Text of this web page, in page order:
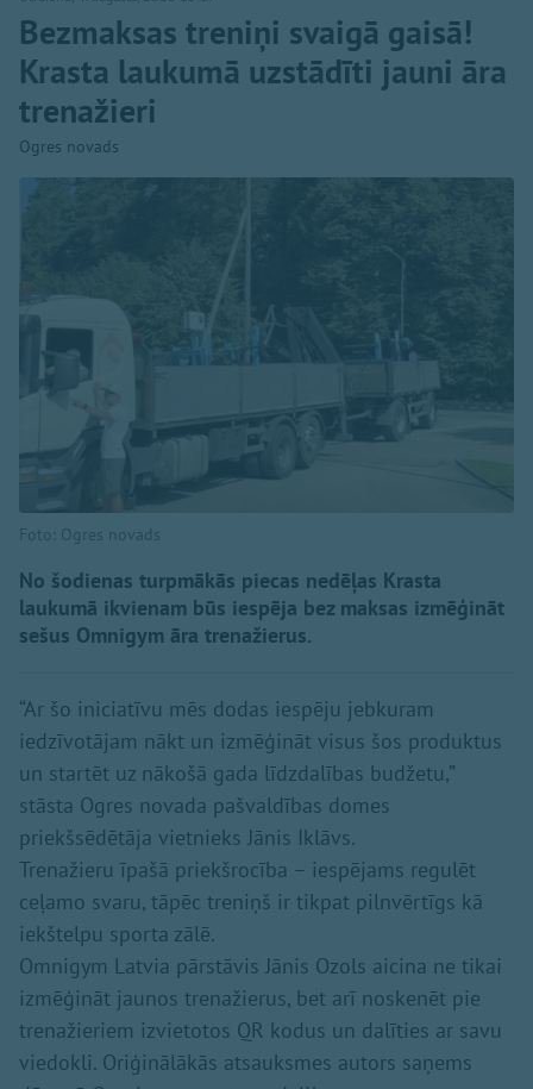
Bezmaksas treniņi svaigā gaisā!
Krasta laukumā uzstādīti jauni āra
trenažieri
Ogres novads
Foto: Ogres novads
No šodienas turpmākās piecas nedēļas Krasta
laukumā ikvienam būs iespēja bez maksas izmēģināt
sešus Omnigym āra trenažierus.
“Ar šo iniciatīvu mēs dodas iespēju jebkuram
iedzīvotājam nākt un izmēģināt visus šos produktus
un startēt uz nākošā gada līdzdalības budžetu,”
stāsta Ogres novada pašvaldības domes
priekšsēdētāja vietnieks Jānis Iklāvs.
Trenažieru īpašā priekšrocība – iespējams regulēt
ceļamo svaru, tāpēc treniņš ir tikpat pilnvērtīgs kā
iekštelpu sporta zālē.
Omnigym Latvia pārstāvis Jānis Ozols aicina ne tikai
izmēģināt jaunos trenažierus, bet arī noskenēt pie
trenažieriem izvietotos QR kodus un dalīties ar savu
viedokli. Oriģinālākās atsauksmes autors saņems